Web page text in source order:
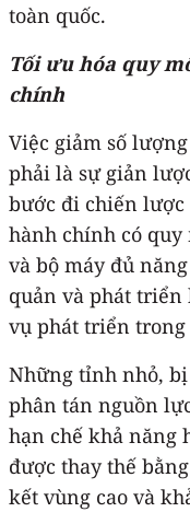
toàn quốc.
Tối ưu hóa quy
chính
Việc giảm số
phải là sự giản
bước đi chiến
hành chính có
và bộ máy đủ
quản và phát
vụ phát triển
Những tỉnh nhỏ,
phân tán nguồn
hạn chế khả năng
được thay thế
kết vùng cao và